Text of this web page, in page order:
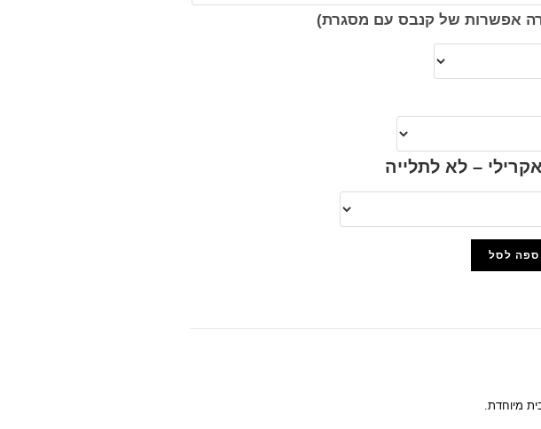
אפשרות של קנבס עם מסגרת)
– לא לתלייה
לסל
מיוחדת.